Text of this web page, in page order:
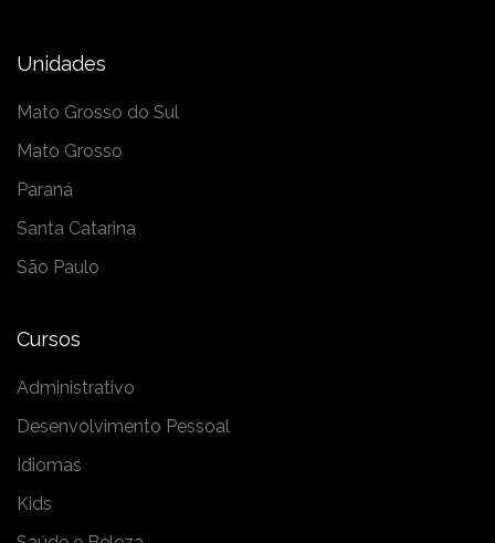
Unidades
Mato Grosso do Sul
Mato Grosso
Paraná
Santa Catarina
São Paulo
Cursos
Administrativo
Desenvolvimento Pessoal
Idiomas
Kids